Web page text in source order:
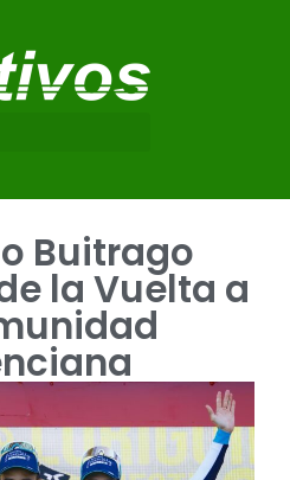
Buitrago
la Vuelta a